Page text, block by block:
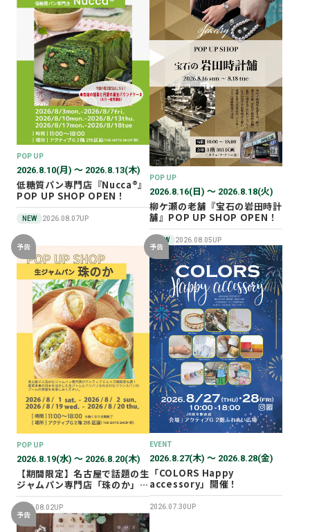
POP UP
2026.8.10(月) 〜 2026.8.13(木)
低糖質パン専門店『Nucca®』
POP UP SHOP OPEN！
NEW 2026.08.07UP
POP UP
2026.8.16(日) 〜 2026.8.18(火)
柳ケ瀬の老舗『宝石の岩田時計
舗』POP UP SHOP OPEN！
NEW 2026.08.05UP
予告
POP UP
2026.8.19(水) 〜 2026.8.20(木)
【期間限定】名古屋で話題の生
ジャムパン専門店「珠のか」
POP UP SHOP
2026.08.02UP
予告
EVENT
2026.8.27(木) 〜 2026.8.28(金)
「COLORS Happy
accessory」開催！
2026.07.30UP
予告